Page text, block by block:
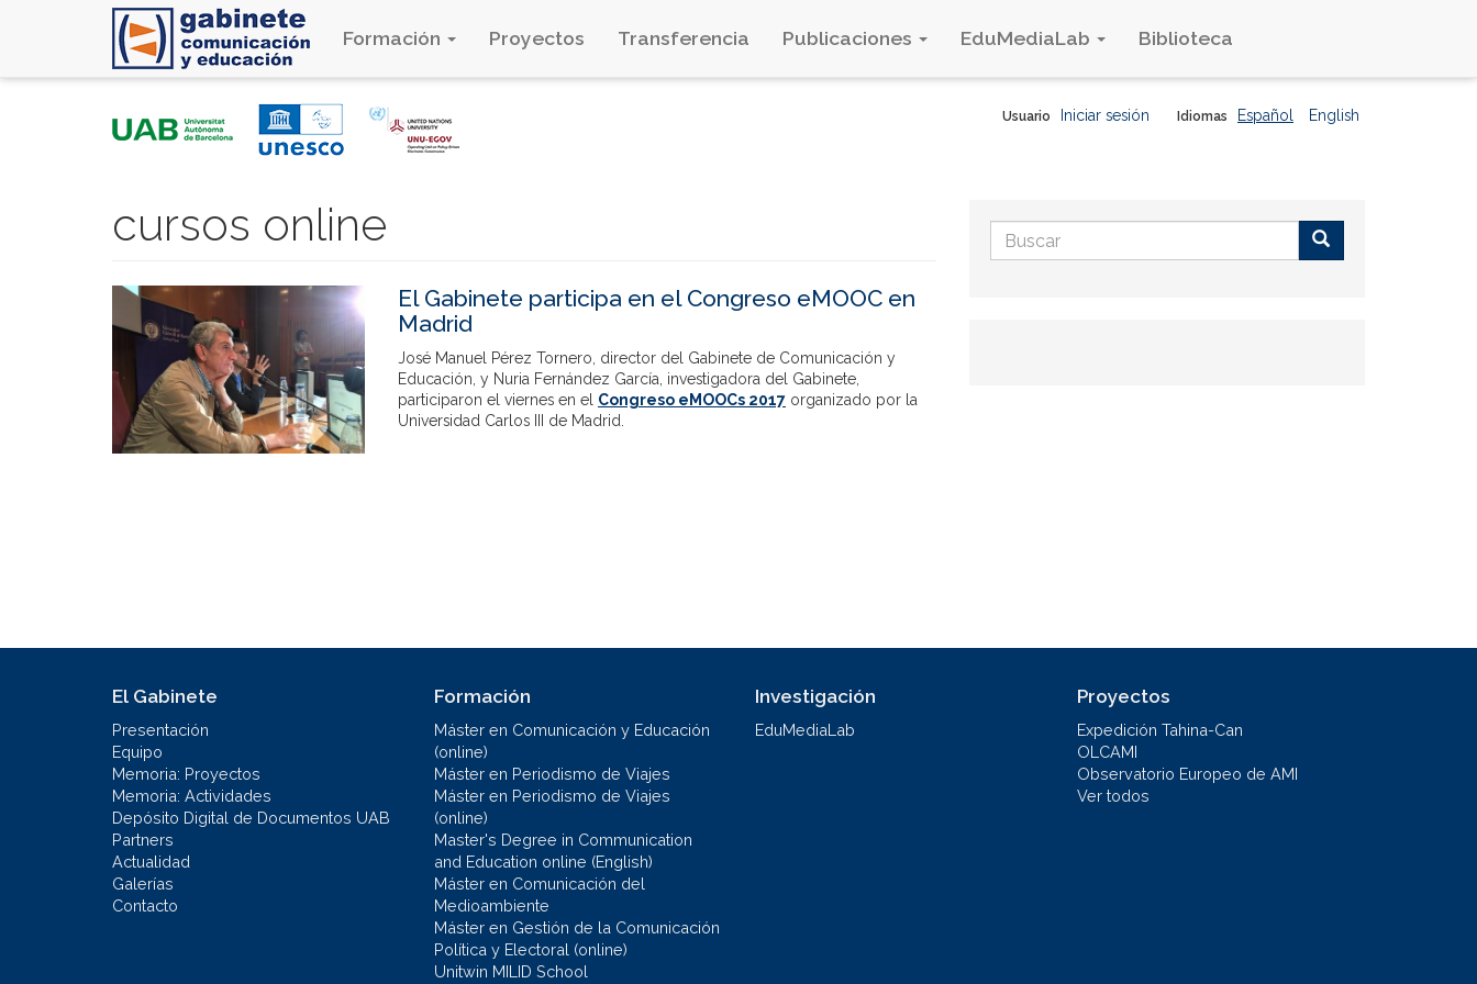
Formación Proyectos Transferencia Publicaciones EduMediaLab Biblioteca
Idiomas Español English
Usuario Iniciar sesión
cursos online
El Gabinete participa en el Congreso eMOOC en
Madrid
José Manuel Pérez Tornero, director del Gabinete de Comunicación y
Educación, y Nuria Fernández García, investigadora del Gabinete,
participaron el viernes en el Congreso eMOOCs 2017organizado por la
Universidad Carlos III de Madrid.
Formulario
de
El Gabinete
Presentación
Equipo
Memoria: Proyectos
Memoria: Actividades
Depósito Digital de Documentos UAB
Partners
Actualidad
Galerías
Contacto
Formación
Máster en Comunicación y Educación
(online)
Máster en Periodismo de Viajes
Máster en Periodismo de Viajes
(online)
Master's Degree in Communication
and Education online (English)
Máster en Comunicación del
Medioambiente
Máster en Gestión de la Comunicación
Política y Electoral (online)
Unitwin MILID School
Investigación
EduMediaLab
Proyectos
Expedición Tahina-Can
OLCAMI
Observatorio Europeo de AMI
Ver todos